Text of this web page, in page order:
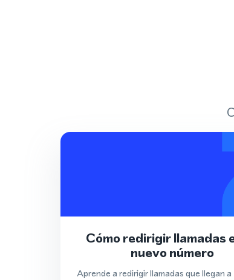
Cómo redirigir llamadas
nuevo número
Aprende a redirigir llamadas que llegan